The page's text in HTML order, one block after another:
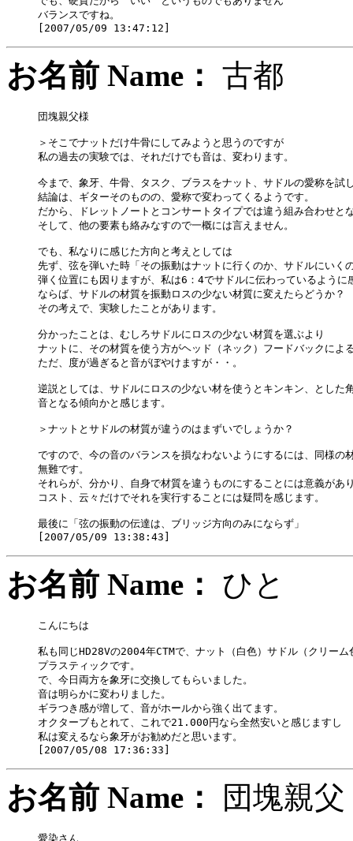
バランスですね。
お名前 Name： 古都
団塊親父様
＞そこでナットだけ牛骨にしてみようと思うのですが
私の過去の実験では、それだけでも音は、変わります。
今まで、象牙、牛骨、タスク、ブラスをナット、サドルの愛称を試
結論は、ギターそのものの、愛称で変わってくるようです。
だから、ドレットノートとコンサートタイプでは違う組み合わせと
そして、他の要素も絡みなすので一概には言えません。
でも、私なりに感じた方向と考えとしては
先ず、弦を弾いた時「その振動はナットに行くのか、サドルにいく
弾く位置にも因りますが、私は6：4でサドルに伝わっているように
ならば、サドルの材質を振動ロスの少ない材質に変えたらどうか？
その考えで、実験したことがあります。
分かったことは、むしろサドルにロスの少ない材質を選ぶより
ナットに、その材質を使う方がヘッド（ネック）フードバックによ
ただ、度が過ぎると音がぼやけますが・・。
逆説としては、サドルにロスの少ない材を使うとキンキン、とした
音となる傾向かと感じます。
＞ナットとサドルの材質が違うのはまずいでしょうか？
ですので、今の音のバランスを損なわないようにするには、同様の
無難です。
それらが、分かり、自身で材質を違うものにすることには意義があ
コスト、云々だけでそれを実行することには疑問を感じます。
最後に「弦の振動の伝達は、ブリッジ方向のみにならず」
お名前 Name： ひ
こんにちは
私も同じHD28Vの2004年CTMで、ナット（白色）サドル（クリーム
プラスティックです。
で、今日両方を象牙に交換してもらいました。
音は明らかに変わりました。
ギラつき感が増して、音がホールから強く出てます。
オクターブもとれて、これで21.000円なら全然安いと感じますし
私は変えるなら象牙がお勧めだと思います。
お名前 Name： 団塊
愛染さん